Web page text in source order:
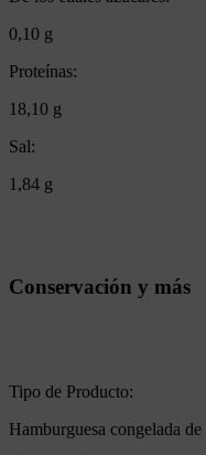
0,10 g
Proteínas:
18,10 g
Sal:
1,84 g
Conservación y más
Tipo de Producto:
Hamburguesa congelada